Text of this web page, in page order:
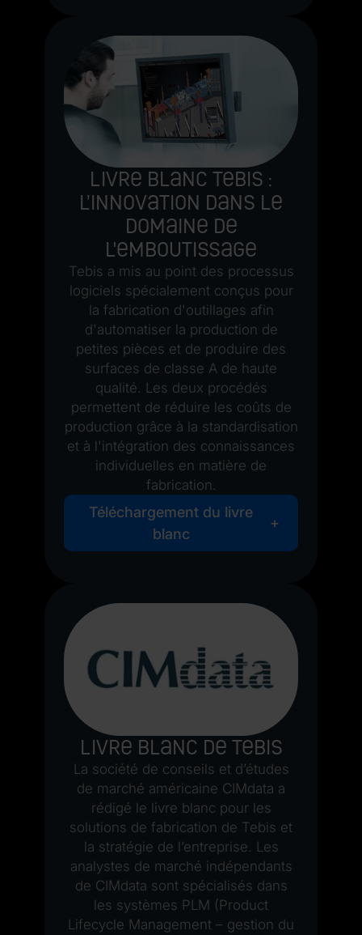
Livre blanc Tebis :
L’innovation dans le
domaine de
l'emboutissage
Tebis a mis au point des processus
logiciels spécialement conçus pour
la fabrication d'outillages afin
d'automatiser la production de
petites pièces et de produire des
surfaces de classe A de haute
qualité. Les deux procédés
permettent de réduire les coûts de
production grâce à la standardisation
et à l'intégration des connaissances
individuelles en matière de
fabrication.
Téléchargement du livre
blanc
Livre blanc de Tebis
La société de conseils et d’études
de marché américaine CIMdata a
rédigé le livre blanc pour les
solutions de fabrication de Tebis et
la stratégie de l’entreprise. Les
analystes de marché indépendants
de CIMdata sont spécialisés dans
les systèmes PLM (Product
Lifecycle Management – gestion du